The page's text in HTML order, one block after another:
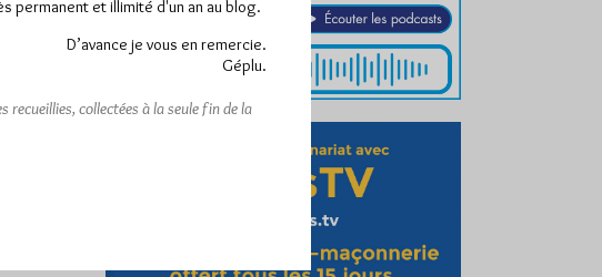
permanent et illimité d'un an au blog.
D’avance je vous en remercie.
Géplu.
recueillies, collectées à la seule fin de la